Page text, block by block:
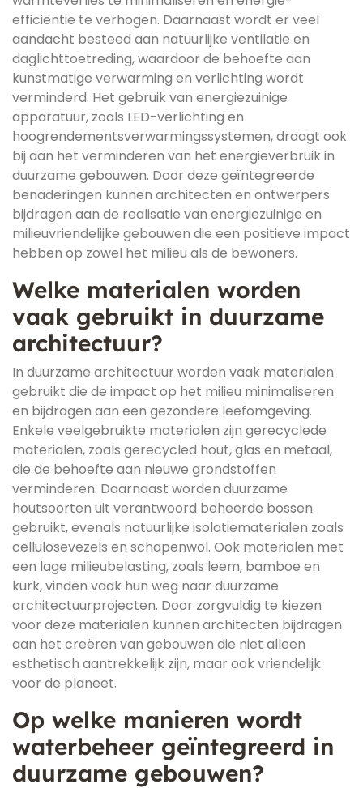
efficiëntie te verhogen. Daarnaast wordt er veel
aandacht besteed aan natuurlijke ventilatie en
daglichttoetreding, waardoor de behoefte aan
kunstmatige verwarming en verlichting wordt
verminderd. Het gebruik van energiezuinige
apparatuur, zoals LED-verlichting en
hoogrendementsverwarmingssystemen, draagt ook
bij aan het verminderen van het energieverbruik in
duurzame gebouwen. Door deze geïntegreerde
benaderingen kunnen architecten en ontwerpers
bijdragen aan de realisatie van energiezuinige en
milieuvriendelijke gebouwen die een positieve impact
hebben op zowel het milieu als de bewoners.
Welke materialen worden
vaak gebruikt in duurzame
architectuur?
In duurzame architectuur worden vaak materialen
gebruikt die de impact op het milieu minimaliseren
en bijdragen aan een gezondere leefomgeving.
Enkele veelgebruikte materialen zijn gerecyclede
materialen, zoals gerecycled hout, glas en metaal,
die de behoefte aan nieuwe grondstoffen
verminderen. Daarnaast worden duurzame
houtsoorten uit verantwoord beheerde bossen
gebruikt, evenals natuurlijke isolatiematerialen zoals
cellulosevezels en schapenwol. Ook materialen met
een lage milieubelasting, zoals leem, bamboe en
kurk, vinden vaak hun weg naar duurzame
architectuurprojecten. Door zorgvuldig te kiezen
voor deze materialen kunnen architecten bijdragen
aan het creëren van gebouwen die niet alleen
esthetisch aantrekkelijk zijn, maar ook vriendelijk
voor de planeet.
Op welke manieren wordt
waterbeheer geïntegreerd in
duurzame gebouwen?